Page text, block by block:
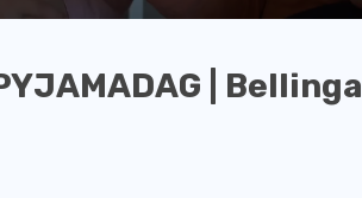
| Bellinga